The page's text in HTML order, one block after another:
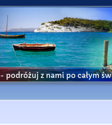
- podróżuj z nami po całym